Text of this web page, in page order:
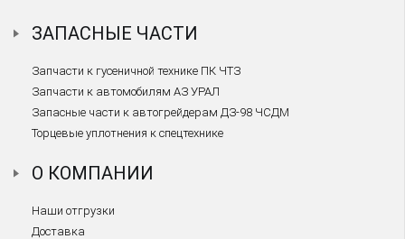
ЗАПАСНЫЕ ЧАСТИ
Запчасти к гусеничной технике ПК ЧТЗ
Запчасти к автомобилям АЗ УРАЛ
Запасные части к автогрейдерам ДЗ-98 ЧСДМ
Торцевые уплотнения к спецтехнике
О КОМПАНИИ
Наши отгрузки
Доставка